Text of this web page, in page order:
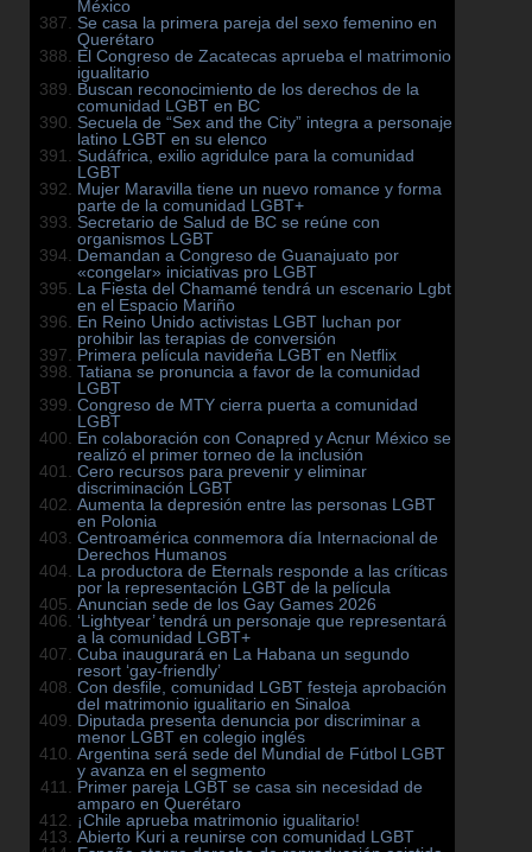
México
Se casa la primera pareja del sexo femenino en
Querétaro
El Congreso de Zacatecas aprueba el matrimonio
igualitario
Buscan reconocimiento de los derechos de la
comunidad LGBT en BC
Secuela de “Sex and the City” integra a personaje
latino LGBT en su elenco
Sudáfrica, exilio agridulce para la comunidad
LGBT
Mujer Maravilla tiene un nuevo romance y forma
parte de la comunidad LGBT+
Secretario de Salud de BC se reúne con
organismos LGBT
Demandan a Congreso de Guanajuato por
«congelar» iniciativas pro LGBT
La Fiesta del Chamamé tendrá un escenario Lgbt
en el Espacio Mariño
En Reino Unido activistas LGBT luchan por
prohibir las terapias de conversión
Primera película navideña LGBT en Netflix
Tatiana se pronuncia a favor de la comunidad
LGBT
Congreso de MTY cierra puerta a comunidad
LGBT
En colaboración con Conapred y Acnur México se
realizó el primer torneo de la inclusión
Cero recursos para prevenir y eliminar
discriminación LGBT
Aumenta la depresión entre las personas LGBT
en Polonia
Centroamérica conmemora día Internacional de
Derechos Humanos
La productora de Eternals responde a las críticas
por la representación LGBT de la película
Anuncian sede de los Gay Games 2026
‘Lightyear’ tendrá un personaje que representará
a la comunidad LGBT+
Cuba inaugurará en La Habana un segundo
resort ‘gay-friendly’
Con desfile, comunidad LGBT festeja aprobación
del matrimonio igualitario en Sinaloa
Diputada presenta denuncia por discriminar a
menor LGBT en colegio inglés
Argentina será sede del Mundial de Fútbol LGBT
y avanza en el segmento
Primer pareja LGBT se casa sin necesidad de
amparo en Querétaro
¡Chile aprueba matrimonio igualitario!
Abierto Kuri a reunirse con comunidad LGBT